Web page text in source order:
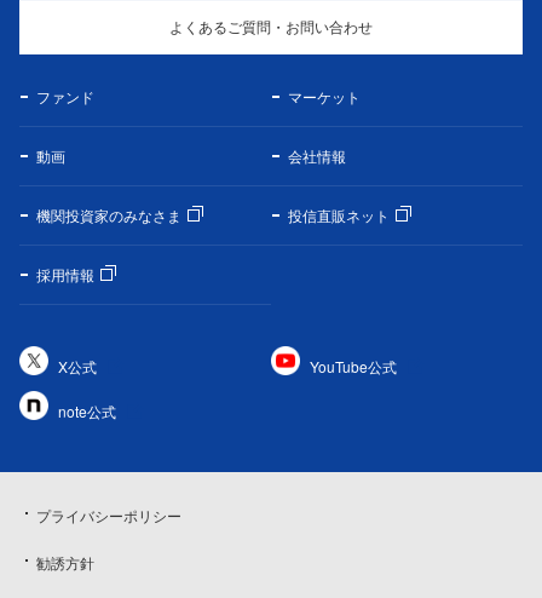
よくあるご質問・お問い合わせ
ファンド マーケット
動画 会社情報
機関投資家のみなさま 投信直販ネット
採用情報
X公式 YouTube公式
note公式
プライバシーポリシー
勧誘方針